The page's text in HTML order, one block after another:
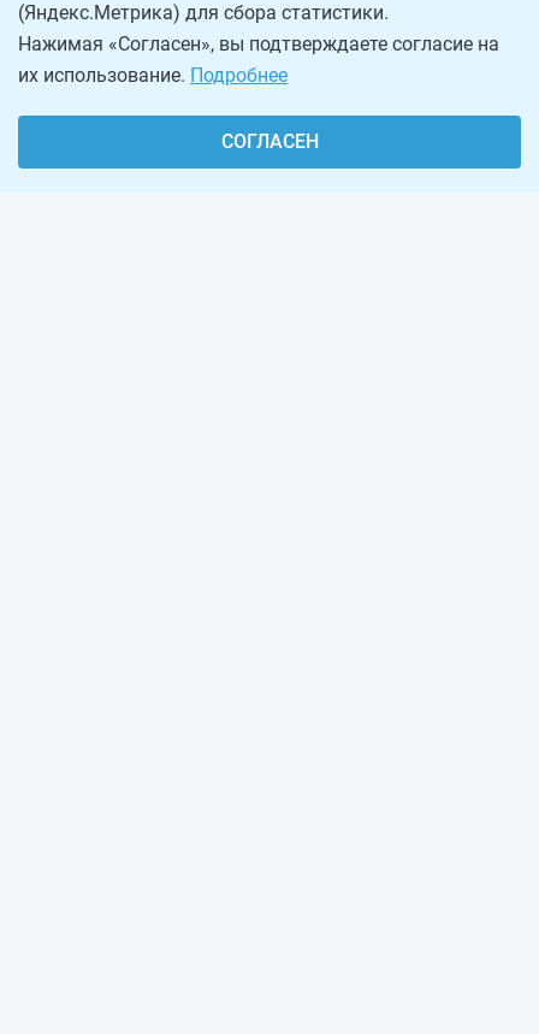
(Яндекс.Метрика) для сбора статистики.
Нажимая «Согласен», вы подтверждаете согласие на
их использование. Подробнее
СОГЛАСЕН